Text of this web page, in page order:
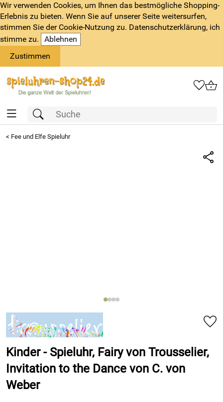
Wir verwenden Cookies, um Ihnen das bestmögliche Shopping-
Erlebnis zu bieten. Wenn Sie auf unserer Seite weitersurfen,
stimmen Sie der Cookie-Nutzung zu. Datenschutzerklärung, ich
stimme zu.
Ablehnen
Zustimmen
< Fee und Elfe Spieluhr
Kinder - Spieluhr, Fairy von Trousselier,
Invitation to the Dance von C. von
Weber